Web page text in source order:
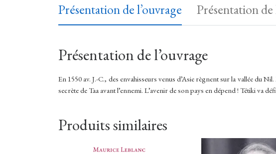
Présentation de l’ouvrage Présentation de
Présentation de l’ouvrage
En 1550 av. J.-C., des envahisseurs venus d’Asie règnent sur la vallée du
secrète de Taa avant l’ennemi. L’avenir de son pays en dépend ! Tétiki va
Produits similaires